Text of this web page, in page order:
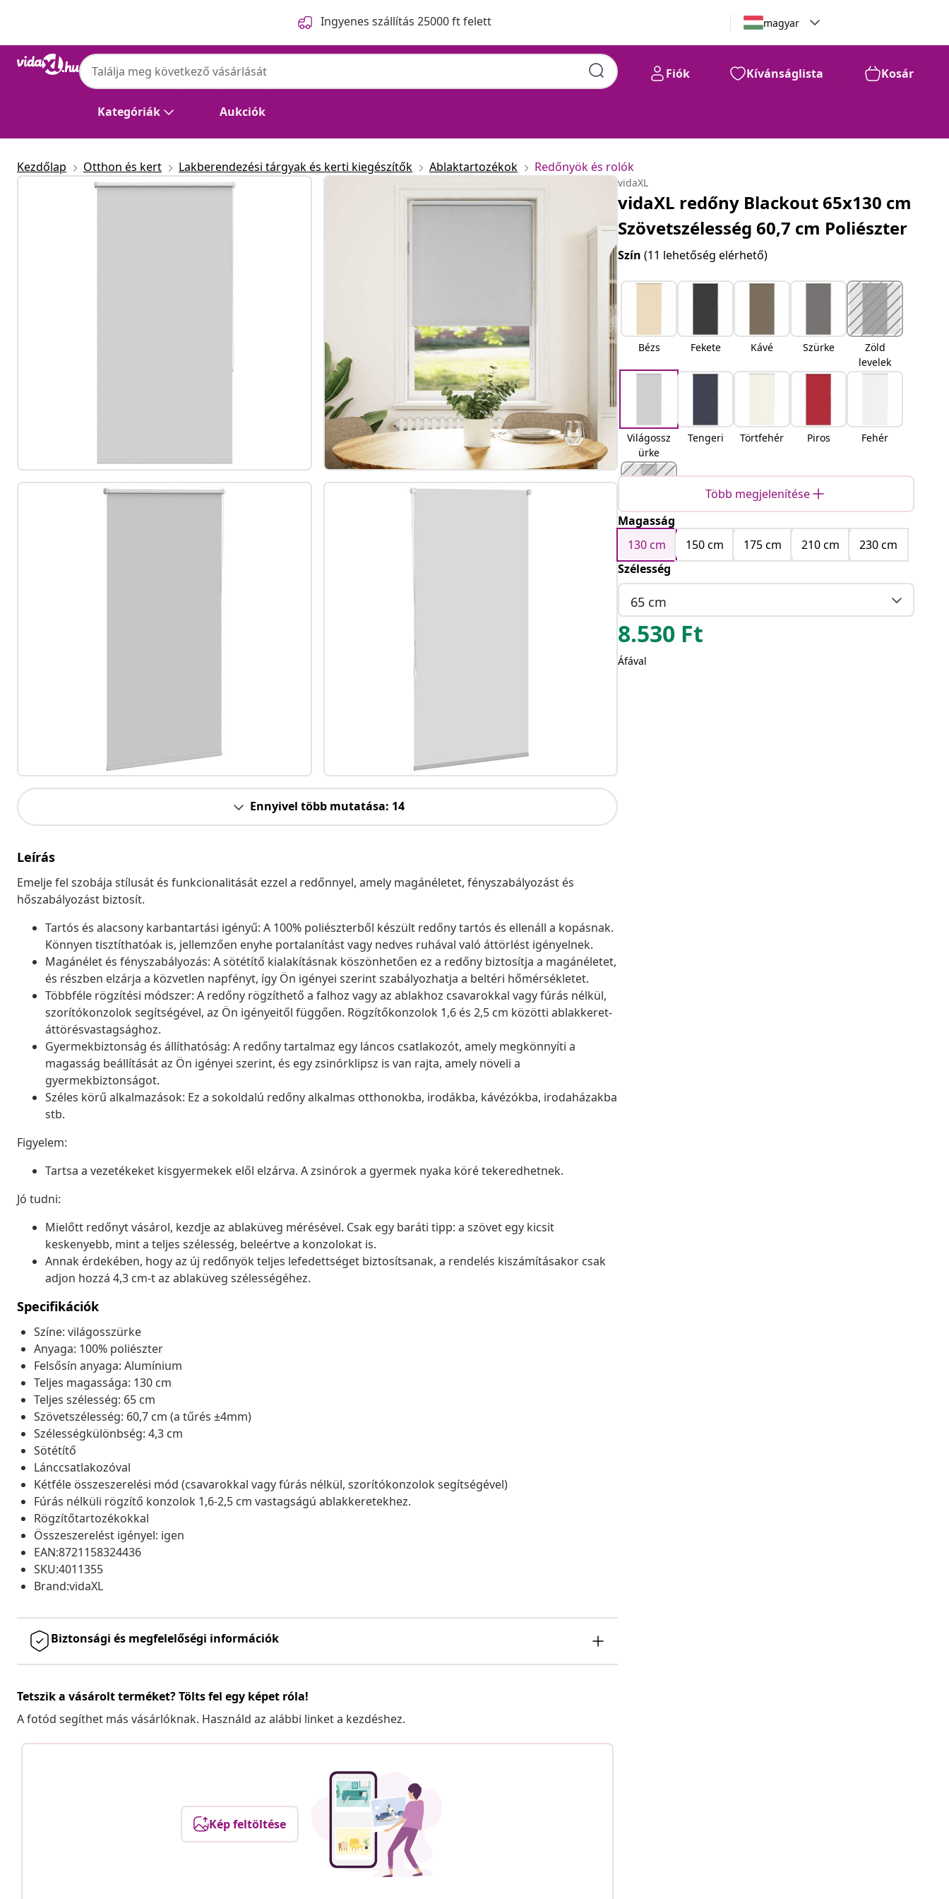
Ingyenes szállítás 25000 ft felett magyar
Kategóriák Aukciók
Fiók Kívánságlista Kosár
Kezdőlap Otthon és kert Lakberendezési tárgyak és kerti kiegészítők Ablaktartozékok Redőnyök és rolók
Ennyivel több mutatása: 14
Leírás
Emelje fel szobája stílusát és funkcionalitását ezzel a redőnnyel, amely magánéletet, fényszabályozást és
hőszabályozást biztosít.
Tartós és alacsony karbantartási igényű: A 100% poliészterből készült redőny tartós és ellenáll a kopásnak.
Könnyen tisztíthatóak is, jellemzően enyhe portalanítást vagy nedves ruhával való áttörlést igényelnek.
Magánélet és fényszabályozás: A sötétítő kialakításnak köszönhetően ez a redőny biztosítja a magánéletet,
és részben elzárja a közvetlen napfényt, így Ön igényei szerint szabályozhatja a beltéri hőmérsékletet.
Többféle rögzítési módszer: A redőny rögzíthető a falhoz vagy az ablakhoz csavarokkal vagy fúrás nélkül,
szorítókonzolok segítségével, az Ön igényeitől függően. Rögzítőkonzolok 1,6 és 2,5 cm közötti ablakkeret-
áttörésvastagsághoz.
Gyermekbiztonság és állíthatóság: A redőny tartalmaz egy láncos csatlakozót, amely megkönnyíti a
magasság beállítását az Ön igényei szerint, és egy zsinórklipsz is van rajta, amely növeli a
gyermekbiztonságot.
Széles körű alkalmazások: Ez a sokoldalú redőny alkalmas otthonokba, irodákba, kávézókba, irodaházakba
stb.
Figyelem:
Tartsa a vezetékeket kisgyermekek elől elzárva. A zsinórok a gyermek nyaka köré tekeredhetnek.
Jó tudni:
Mielőtt redőnyt vásárol, kezdje az ablaküveg mérésével. Csak egy baráti tipp: a szövet egy kicsit
keskenyebb, mint a teljes szélesség, beleértve a konzolokat is.
Annak érdekében, hogy az új redőnyök teljes lefedettséget biztosítsanak, a rendelés kiszámításakor csak
adjon hozzá 4,3 cm-t az ablaküveg szélességéhez.
Specifikációk
Színe: világosszürke
Anyaga: 100% poliészter
Felsősín anyaga: Alumínium
Teljes magassága: 130 cm
Teljes szélesség: 65 cm
Szövetszélesség: 60,7 cm (a tűrés ±4mm)
Szélességkülönbség: 4,3 cm
Sötétítő
Lánccsatlakozóval
Kétféle összeszerelési mód (csavarokkal vagy fúrás nélkül, szorítókonzolok segítségével)
Fúrás nélküli rögzítő konzolok 1,6-2,5 cm vastagságú ablakkeretekhez.
Rögzítőtartozékokkal
Összeszerelést igényel: igen
EAN:8721158324436
SKU:4011355
Brand:vidaXL
Biztonsági és megfelelőségi információk
Tetszik a vásárolt terméket? Tölts fel egy képet róla!
A fotód segíthet más vásárlóknak. Használd az alábbi linket a kezdéshez.
Kép feltöltése
vidaXL
vidaXL redőny Blackout 65x130 cm
Szövetszélesség 60,7 cm Poliészter
Szín(11 lehetőség elérhető)
Bézs Fekete Kávé Szürke
Zöld
levelek
Világossz
ürke
Tengeri Törtfehér Piros Fehér
Sárga
Több megjelenítése
Magasság
130 cm
150 cm 175 cm 210 cm
230 cm
Szélesség
65 cm
8.530 Ft
Áfával